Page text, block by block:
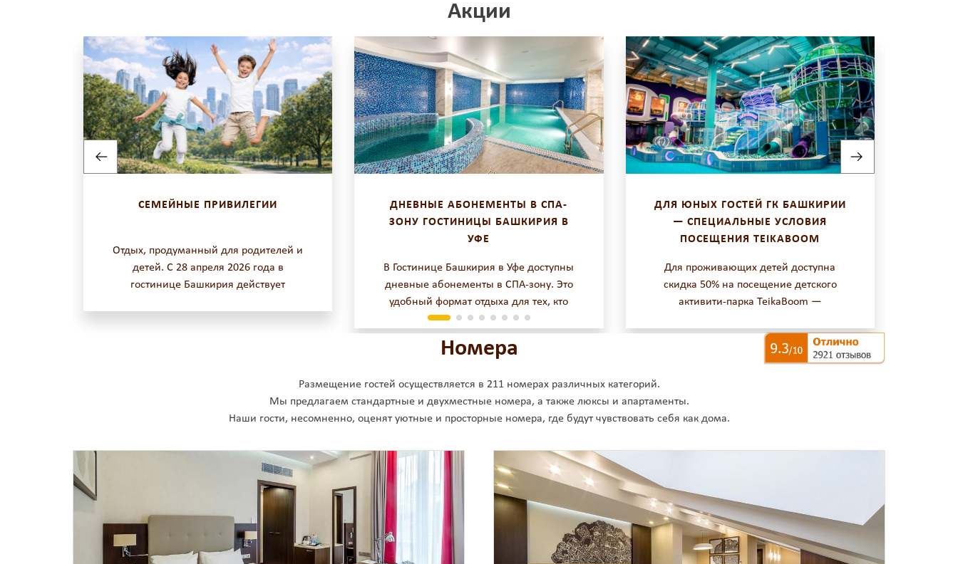
Акции
СЕМЕЙНЫЕ ПРИВИЛЕГИИ
Отдых, продуманный для родителей и
детей. С 28 апреля 2026 года в
гостинице Башкирия действует
ДНЕВНЫЕ АБОНЕМЕНТЫ В СПА-
ЗОНУ ГОСТИНИЦЫ БАШКИРИЯ В
УФЕ
В Гостинице Башкирия в Уфе доступны
дневные абонементы в СПА-зону. Это
удобный формат отдыха для тех, кто
хочет расслабиться и восстановить силы
без проживания. Посещение возможно
ежедневно с 06:00 до 18:00. 2 часа
ДЛЯ ЮНЫХ ГОСТЕЙ ГК БАШКИРИИ
— СПЕЦИАЛЬНЫЕ УСЛОВИЯ
ПОСЕЩЕНИЯ TEIKABOOM
Для проживающих детей доступна
скидка 50% на посещение детского
активити-парка TeikaBoom —
развлечений. Скидка действует в будние
дни. TeikaBoom — современное
активности для детей разного возраста.
На территории парка работают игровые
Номера
Размещение гостей осуществляется в 211 номерах различных категорий.
Мы предлагаем стандартные и двухместные номера, а также люксы и апартаменты.
Наши гости, несомненно, оценят уютные и просторные номера, где будут чувствовать себя как дома.